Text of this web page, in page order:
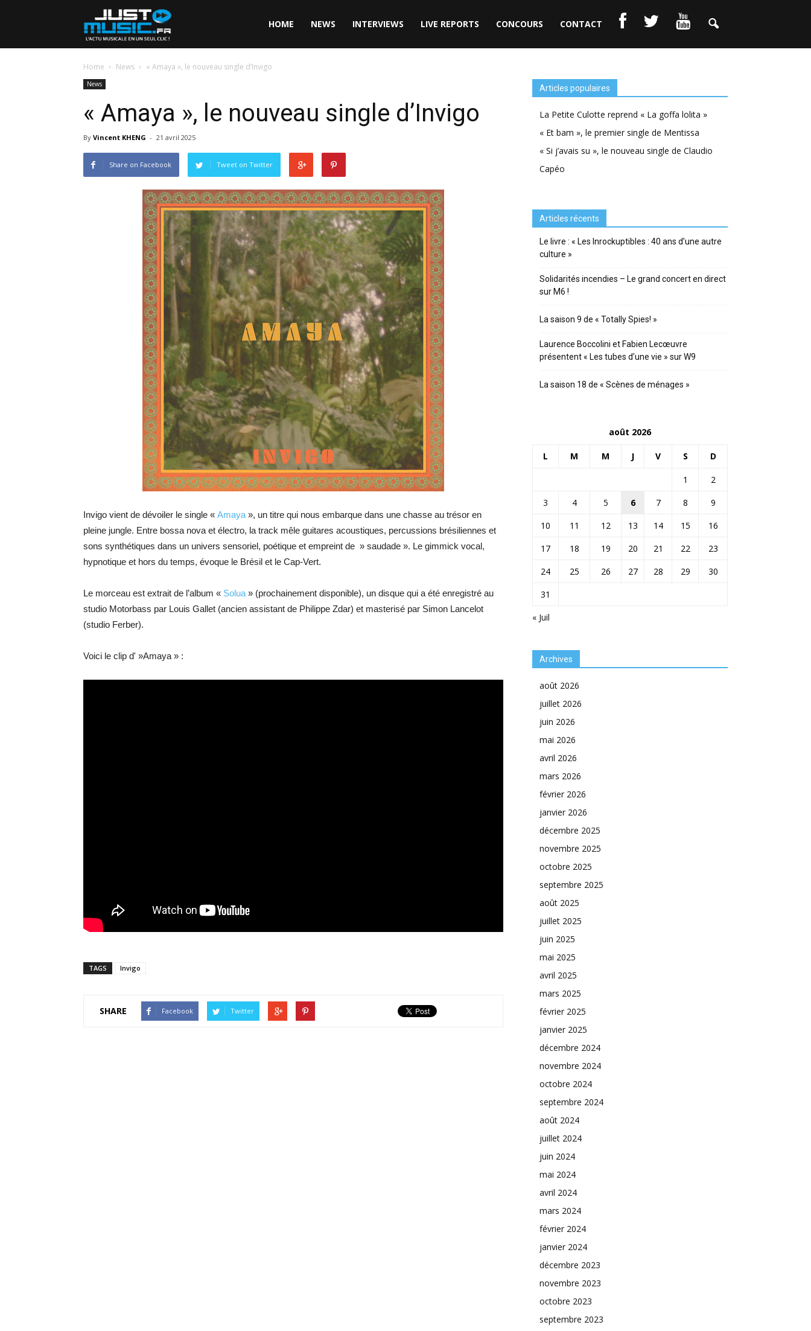
HOME NEWS INTERVIEWS LIVE REPORTS CONCOURS CONTACT
Home News « Amaya », le nouveau single d’Invigo
News
« Amaya », le nouveau single d’Invigo
By Vincent KHENG - 21 avril 2025
Share on Facebook Tweet on Twitter
Invigo vient de dévoiler le single « Amaya », un titre qui nous embarque dans une chasse au trésor en
pleine jungle. Entre bossa nova et électro, la track mêle guitares acoustiques, percussions brésiliennes et
sons synthétiques dans un univers sensoriel, poétique et empreint de » saudade ». Le gimmick vocal,
hypnotique et hors du temps, évoque le Brésil et le Cap-Vert.
Le morceau est extrait de l’album « Solua » (prochainement disponible), un disque qui a été enregistré au
studio Motorbass par Louis Gallet (ancien assistant de Philippe Zdar) et masterisé par Simon Lancelot
(studio Ferber).
Voici le clip d' »Amaya » :
TAGS Invigo
SHARE Facebook Twitter
Articles populaires
La Petite Culotte reprend « La goffa lolita »
« Et bam », le premier single de Mentissa
« Si j’avais su », le nouveau single de Claudio
Capéo
Articles récents
Le livre : « Les Inrockuptibles : 40 ans d’une autre
culture »
Solidarités incendies – Le grand concert en direct
sur M6 !
La saison 9 de « Totally Spies! »
Laurence Boccolini et Fabien Lecœuvre
présentent « Les tubes d’une vie » sur W9
La saison 18 de « Scènes de ménages »
août 2026
L M M J V S D
« Juil
1
2
3
4 5 6 7 8
9
10
11 12 13 14 15
16
17
18 19 20 21 22
23
24
25 26 27 28 29
30
31
Archives
août 2026
juillet 2026
juin 2026
mai 2026
avril 2026
mars 2026
février 2026
janvier 2026
décembre 2025
novembre 2025
octobre 2025
septembre 2025
août 2025
juillet 2025
juin 2025
mai 2025
avril 2025
mars 2025
février 2025
janvier 2025
décembre 2024
novembre 2024
octobre 2024
septembre 2024
août 2024
juillet 2024
juin 2024
mai 2024
avril 2024
mars 2024
février 2024
janvier 2024
décembre 2023
novembre 2023
octobre 2023
septembre 2023